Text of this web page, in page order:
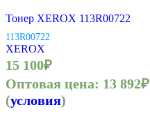
Тонер XEROX 113R00722
113R00722
XEROX
15 100₽
Оптовая цена: 13 892₽
(условия)